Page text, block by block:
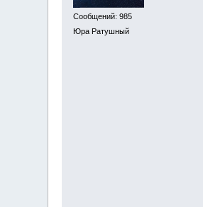
Сообщений: 985
Юра Ратушный